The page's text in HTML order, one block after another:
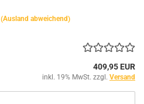
(Ausland abweichend)
409,95 EUR
inkl. 19% MwSt. zzgl. Versand